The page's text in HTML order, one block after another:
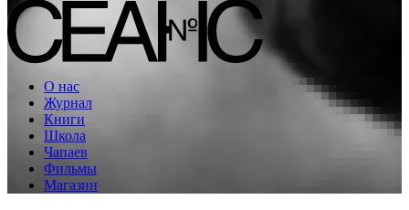
О нас
Журнал
Книги
Школа
Чапаев
Фильмы
Магазин